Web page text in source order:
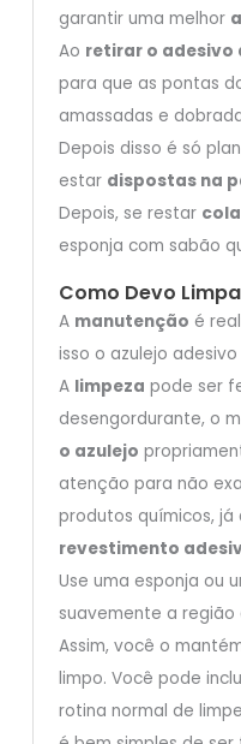
garantir uma melhor
Ao retirar o adesivo
para que as pontas
amassadas e
Depois disso é só
estar dispostas na
Depois, se restar
esponja com sabão
Como Devo
A manutenção é
isso o azulejo
A limpeza pode ser
desengordurante, o
o azulejo
atenção para não
produtos químicos,
revestimento
Use uma esponja ou
suavemente a região
Assim, você o
limpo. Você pode
rotina normal de